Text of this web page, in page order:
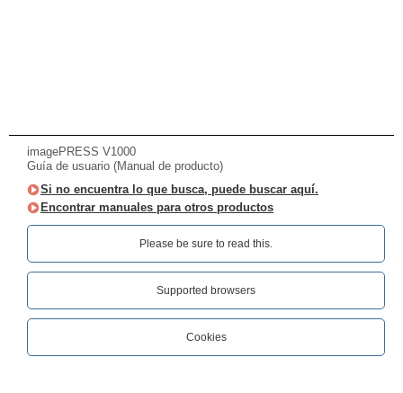
imagePRESS V1000
Guía de usuario (Manual de producto)
Si no encuentra lo que busca, puede buscar aquí.
Encontrar manuales para otros productos
Please be sure to read this.‎
Supported browsers
Cookies